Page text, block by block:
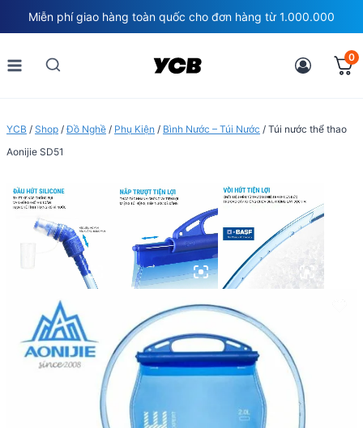
to
content
Miễn phí giao hàng toàn quốc cho đơn hàng từ 1.000.000
0
YCB / Shop /Đồ Nghề / Phụ Kiện / Bình Nước – Túi Nước / Túi nước thể thao
Aonijie SD51